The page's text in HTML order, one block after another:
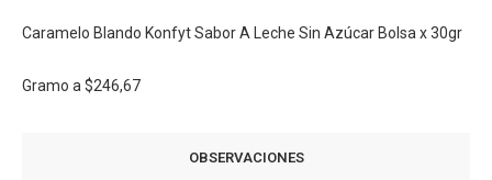
Caramelo Blando Konfyt Sabor A Leche Sin Azúcar Bolsa x 30gr
Gramo a $246,67
OBSERVACIONES